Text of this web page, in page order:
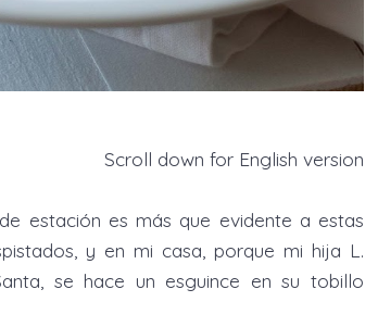
Scroll down for English version
estación es más que evidente a estas
y en mi casa, porque mi hija L.
se hace un esguince en su tobillo